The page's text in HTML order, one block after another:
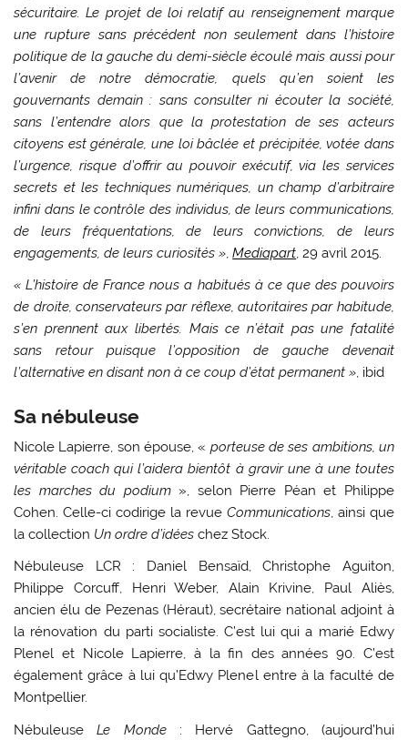
sécuritaire. Le projet de loi relatif au renseignement marque
une rupture sans précédent non seulement dans l’histoire
politique de la gauche du demi-siècle écoulé mais aussi pour
l’avenir de notre démocratie, quels qu’en soient les
gouvernants demain : sans consulter ni écouter la société,
sans l’entendre alors que la protestation de ses acteurs
citoyens est générale, une loi bâclée et précipitée, votée dans
l’urgence, risque d’offrir au pouvoir exécutif, via les services
secrets et les techniques numériques, un champ d’arbitraire
infini dans le contrôle des individus, de leurs communications,
de leurs fréquentations, de leurs convictions, de leurs
engagements, de leurs curiosités » ,Mediapart , 29 avril 2015.
« L’histoire de France nous a habitués à ce que des pouvoirs
de droite, conservateurs par réflexe, autoritaires par habitude,
s’en prennent aux libertés. Mais ce n’était pas une fatalité
sans retour puisque l’opposition de gauche devenait
l’alternative en disant non à ce coup d’état permanent », ibid
Sa nébuleuse
Nicole Lapierre, son épouse, « porteuse de ses ambitions, un
véritable coach qui l’aidera bientôt à gravir une à une toutes
les marches du podium», selon Pierre Péan et Philippe
Cohen. Celle-ci codirige la revue Communications, ainsi que
la collection Un ordre d’idées chez Stock.
Nébuleuse LCR : Daniel Bensaïd, Christophe Aguiton,
Philippe Corcuff, Henri Weber, Alain Krivine, Paul Aliès,
ancien élu de Pezenas (Héraut), secrétaire national adjoint à
la rénovation du parti socialiste. C’est lui qui a marié Edwy
Plenel et Nicole Lapierre, à la fin des années 90. C’est
également grâce à lui qu’Edwy Plenel entre à la faculté de
Montpellier.
NébuleuseLe Monde: Hervé Gattegno, (aujourd’hui